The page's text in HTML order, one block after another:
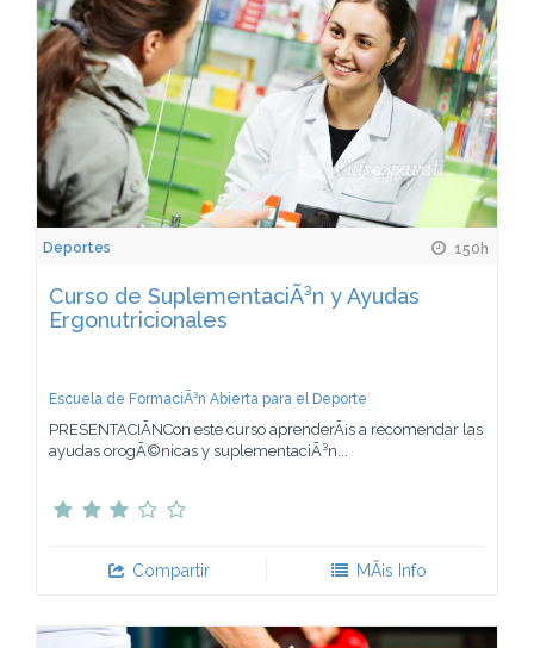
Deportes 150h
Curso de SuplementaciÃ³n y Ayudas
Ergonutricionales
Escuela de FormaciÃ³n Abierta para el Deporte
PRESENTACIÃNCon este curso aprenderÃ¡s a recomendar las
ayudas orogÃ©nicas y suplementaciÃ³n...
Compartir MÃ¡s Info